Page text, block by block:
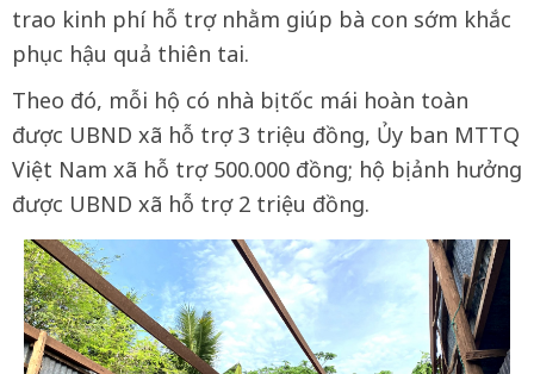
trao kinh phí hỗ trợ nhằm giúp bà con sớm khắc
phục hậu quả thiên tai.
Theo đó, mỗi hộ có nhà bị tốc mái hoàn toàn
được UBND xã hỗ trợ 3 triệu đồng, Ủy ban MTTQ
Việt Nam xã hỗ trợ 500.000 đồng; hộ bị ảnh hưởng
được UBND xã hỗ trợ 2 triệu đồng.